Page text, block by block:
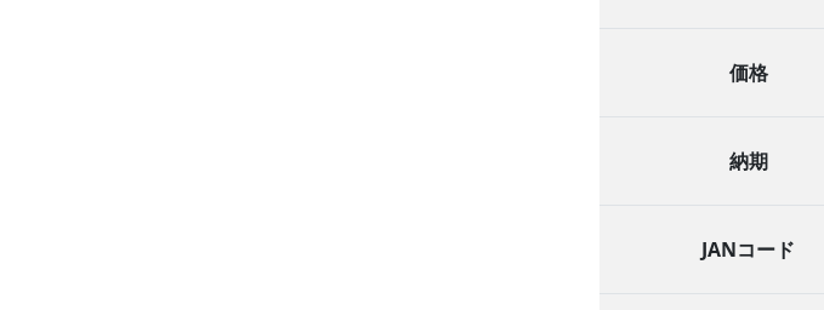
価格
納期
JANコード